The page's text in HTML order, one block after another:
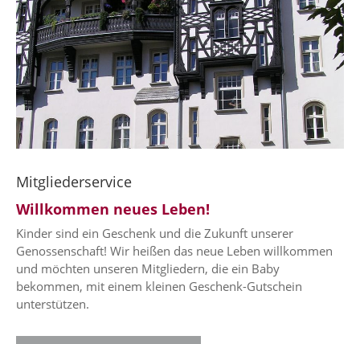
Mitgliederservice
Willkommen neues Leben!
Kinder sind ein Geschenk und die Zukunft unserer
Genossenschaft! Wir heißen das neue Leben willkommen
und möchten unseren Mitgliedern, die ein Baby
bekommen, mit einem kleinen Geschenk-Gutschein
unterstützen.